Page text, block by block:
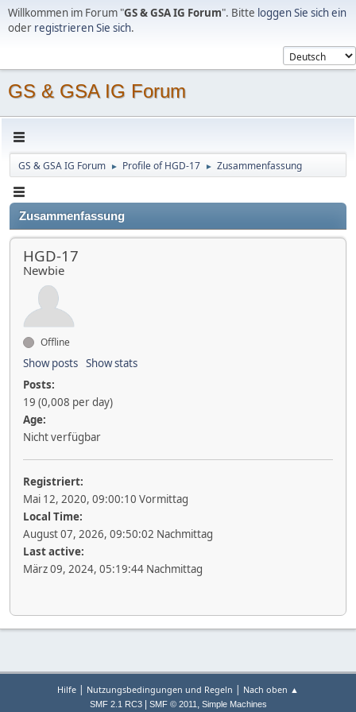
Willkommen im Forum "GS & GSA IG Forum". Bitte loggen Sie sich ein
oder registrieren Sie sich.
GS & GSA IG Forum
GS & GSA IG Forum ► Profile of HGD-17 ► Zusammenfassung
Zusammenfassung
HGD-17
Newbie
Offline
Show posts Show stats
Posts:
19 (0,008 per day)
Age:
Nicht verfügbar
Registriert:
Mai 12, 2020, 09:00:10 Vormittag
Local Time:
August 07, 2026, 09:50:02 Nachmittag
Last active:
März 09, 2024, 05:19:44 Nachmittag
Hilfe | Nutzungsbedingungen und Regeln | Nach oben ▲
SMF 2.1 RC3| SMF © 2011 , Simple Machines